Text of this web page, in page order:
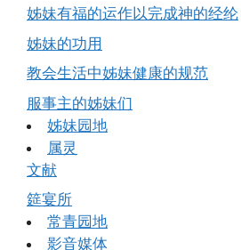
姊妹有福的运作以完成神的经纶
姊妹的功用
教会生活中姊妹健康的规范
服事主的姊妹们
姊妹园地
属灵
文献
筵宴所
常青园地
影音媒体